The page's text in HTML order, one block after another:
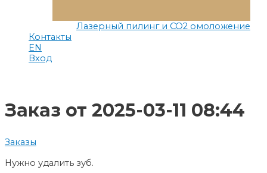
Меню
Лазерный пилинг и СО2 омоложение
Контакты
EN
Вход
Заказ от 2025-03-11 08:44
Заказы
Нужно удалить зуб.